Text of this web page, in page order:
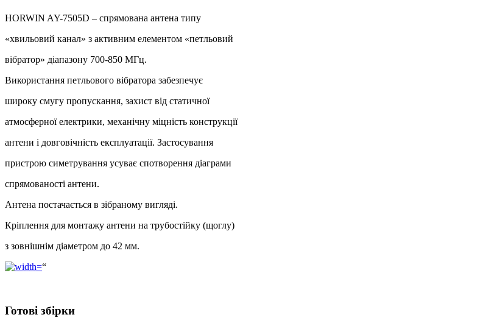
HORWIN AY-7505D – спрямована антена типу
«хвильовий канал» з активним елементом «петльовий
вібратор» діапазону 700-850 МГц.
Використання петльового вібратора забезпечує
широку смугу пропускання, захист від статичної
атмосферної електрики, механічну міцність конструкції
антени і довговічність експлуатації. Застосування
пристрою симетрування усуває спотворення діаграми
спрямованості антени.
Антена постачається в зібраному вигляді.
Кріплення для монтажу антени на трубостійку (щоглу)
з зовнішнім діаметром до 42 мм.
“
Готові збірки